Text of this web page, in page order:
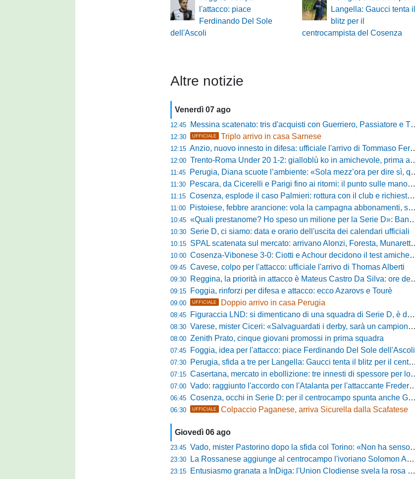
l'attacco: piace
Ferdinando Del Sole
dell'Ascoli
Langella: Gaucci tenta il
blitz per il
centrocampista del Cosenza
Altre notizie
Venerdì 07 ago
12:45 Messina scatenato: tris d'acquisti con Guerriero, Passiatore e Theodore
12:30 UFFICIALE Triplo arrivo in casa Sarnese
12:15 Anzio, nuovo innesto in difesa: ufficiale l'arrivo di Tommaso Ferraro
12:00 Trento-Roma Under 20 1-2: gialloblù ko in amichevole, prima apparizione per Caia
11:45 Perugia, Diana scuote l’ambiente: «Sola mezz’ora per dire sì, qui per costruire una squadra da livello»
11:30 Pescara, da Cicerelli e Parigi fino ai ritorni: il punto sulle manovre del Delfino
11:15 Cosenza, esplode il caso Palmieri: rottura con il club e richiesta di cessione
11:00 Pistoiese, febbre arancione: vola la campagna abbonamenti, superata quota 750 tessere
10:45 «Quali prestanome? Ho speso un milione per la Serie D»: Bandecchi rompe il silenzio sul futuro della Ternana
10:30 Serie D, ci siamo: data e orario dell'uscita dei calendari ufficiali
10:15 SPAL scatenata sul mercato: arrivano Alonzi, Foresta, Munaretto e Tobia
10:00 Cosenza-Vibonese 3-0: Ciotti e Achour decidono il test amichevole di Lorica
09:45 Cavese, colpo per l'attacco: ufficiale l'arrivo di Thomas Alberti
09:30 Reggina, la priorità in attacco è Mateus Castro Da Silva: ore decisive per la fumata bianca
09:15 Foggia, rinforzi per difesa e attacco: ecco Azarovs e Tourè
09:00 UFFICIALE Doppio arrivo in casa Perugia
08:45 Figuraccia LND: si dimenticano di una squadra di Serie D, è da rifare il programma Coppa Italia
08:30 Varese, mister Ciceri: «Salvaguardati i derby, sarà un campionato avvincente»
08:00 Zenith Prato, cinque giovani promossi in prima squadra
07:45 Foggia, idea per l'attacco: piace Ferdinando Del Sole dell'Ascoli
07:30 Perugia, sfida a tre per Langella: Gaucci tenta il blitz per il centrocampista del Cosenza
07:15 Casertana, mercato in ebollizione: tre innesti di spessore per lo scacchiere di Vinicio Espinal
07:00 Vado: raggiunto l'accordo con l'Atalanta per l'attaccante Frederick Samuel Ndongue
06:45 Cosenza, occhi in Serie D: per il centrocampo spunta anche Gerardo Di Gilio
06:30 UFFICIALE Colpaccio Paganese, arriva Sicurella dalla Scafatese
Giovedì 06 ago
23:45 Vado, mister Pastorino dopo la sfida col Torino: «Non ha senso chiudersi e fare le barricate»
23:30 La Rossanese aggiunge al centrocampo l'ivoriano Solomon Andrews Manu
23:15
Entusiasmo granata a InDiga: l'Union Clodiense svela la rosa per la nuova annata